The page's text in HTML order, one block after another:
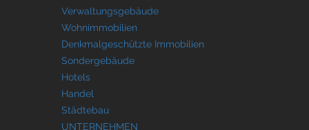
Verwaltungsgebäude
Wohnimmobilien
Denkmalgeschützte Immobilien
Sondergebäude
Hotels
Handel
Städtebau
UNTERNEHMEN